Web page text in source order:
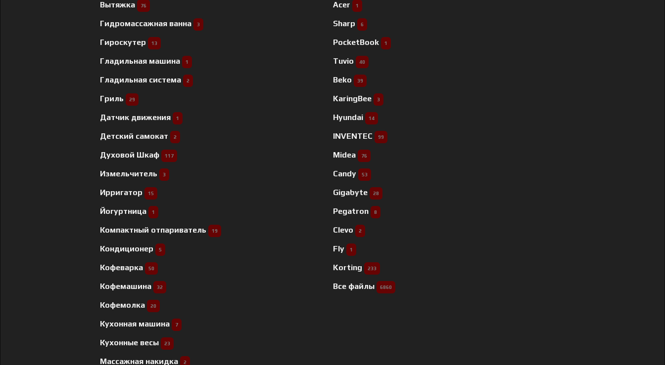
Вытяжка 76
Гидромассажная ванна 3
Гироскутер 13
Гладильная машина 1
Гладильная система 2
Гриль 29
Датчик движения 1
Детский самокат 2
Духовой Шкаф 117
Измельчитель 3
Ирригатор 15
Йогуртница 1
Компактный отпариватель 19
Кондиционер 5
Кофеварка 50
Кофемашина 32
Кофемолка 20
Кухонная машина 7
Кухонные весы 23
Массажная накидка 2
Acer 1
Sharp 6
PocketBook 1
Tuvio 40
Beko 39
KaringBee 3
Hyundai 14
INVENTEC 99
Midea 76
Candy 53
Gigabyte 28
Pegatron 8
Clevo 2
Fly 1
Korting 233
Все файлы 6860